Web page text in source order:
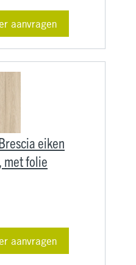
aanvragen
eiken
met folie
aanvragen